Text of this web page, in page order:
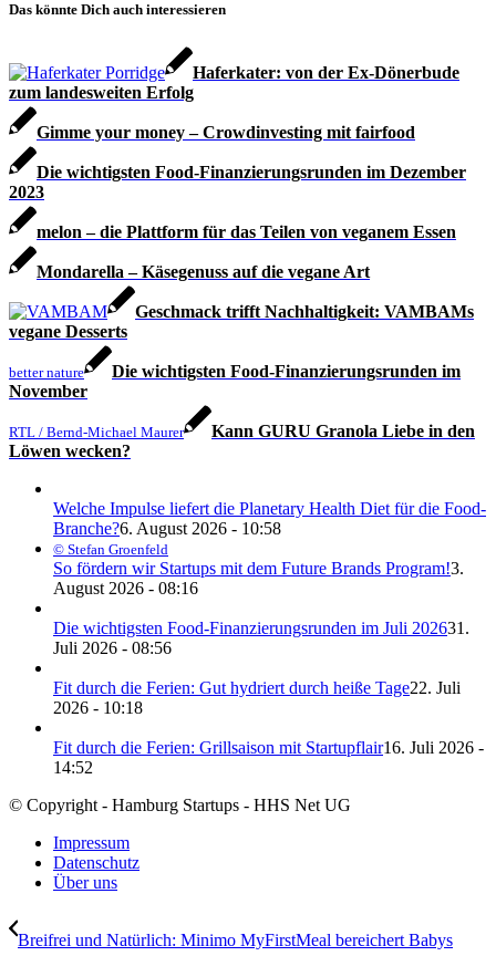
Das könnte Dich auch interessieren
Haferkater: von der Ex-Dönerbude
zum landesweiten Erfolg
Gimme your money – Crowdinvesting mit fairfood
Die wichtigsten Food-Finanzierungsrunden im Dezember
2023
melon – die Plattform für das Teilen von veganem Essen
Mondarella – Käsegenuss auf die vegane Art
Geschmack trifft Nachhaltigkeit: VAMBAMs
vegane Desserts
better nature
Die wichtigsten Food-Finanzierungsrunden im
November
RTL / Bernd-Michael Maurer
Kann GURU Granola Liebe in den
Löwen wecken?
Welche Impulse liefert die Planetary Health Diet für die Food-
Branche?6. August 2026 - 10:58
© Stefan Groenfeld
So fördern wir Startups mit dem Future Brands Program!3.
August 2026 - 08:16
Die wichtigsten Food-Finanzierungsrunden im Juli 202631.
Juli 2026 - 08:56
Fit durch die Ferien: Gut hydriert durch heiße Tage22. Juli
2026 - 10:18
Fit durch die Ferien: Grillsaison mit Startupflair16. Juli 2026 -
14:52
© Copyright - Hamburg Startups - HHS Net UG
Impressum
Datenschutz
Über uns
Breifrei und Natürlich: Minimo MyFirstMeal bereichert Babys